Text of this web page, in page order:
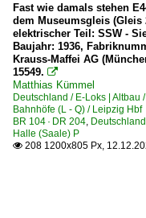
Fast wie damals stehen
dem Museumsgleis
elektrischer Teil: SSW -
Baujahr: 1936,
Krauss-Maffei AG
15549. 
Matthias Kümmel
Deutschland / E-Loks |
Bahnhöfe (L - Q) / Leipzig Hbf
BR 104 · DR 204,
Halle (Saale) P
 208 1200x805 Px,